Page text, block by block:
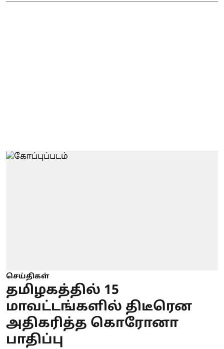
செய்திகள்
தமிழகத்தில் 15
மாவட்டங்களில் திடீரென
அதிகரித்த கொரோனா
பாதிப்பு